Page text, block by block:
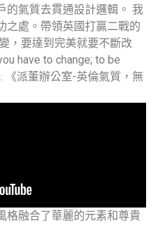
的氣質去貫通設計邏輯。 我
之處。帶領英國打贏二戰的
，要達到完美就要不斷改
have to change; to be
《派董辦公室-英倫氣質，無
格融合了華麗的元素和尊貴